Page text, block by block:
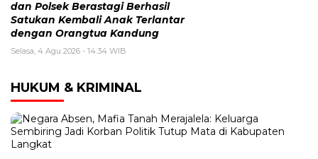
dan Polsek Berastagi Berhasil
Satukan Kembali Anak Terlantar
dengan Orangtua Kandung
Selasa, 4 Agu 2026 - 14:34 WIB
HUKUM & KRIMINAL